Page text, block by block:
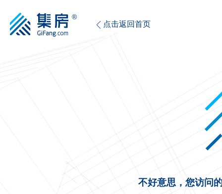
点击返回首页
不好意思，您访问